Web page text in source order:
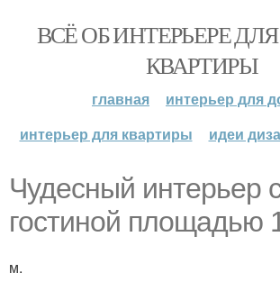
ВСЁ ОБ ИНТЕРЬЕРЕ
КВАРТИРЫ
главная
интерьер для
интерьер для квартиры
идеи
Чудесный интерьер
гостиной площадью
м.